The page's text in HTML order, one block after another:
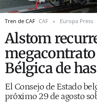
Tren de CAF CAF Europa Press
Alstom
megacontrato
Bélgica de
El Consejo de Estado
próximo 29 de agosto